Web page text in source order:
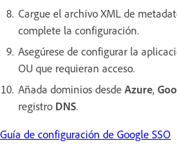
Cargue el archivo XML de
complete la configuración.
Asegúrese de configurar la
OU que requieran acceso.
Añada dominios desde Azure,
registro DNS.
Guía de configuración de Google SSO